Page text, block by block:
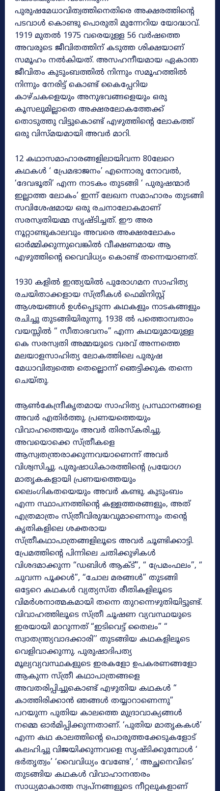
പുരുഷമേധാവിത്വത്തിനെതിരെ അക്ഷരത്തിന്റെ
പടവാൾ കൊണ്ടു പൊരുതി മുന്നേറിയ യോദ്ധാവ്.
1919 മുതൽ 1975 വരെയുള്ള 56 വർഷത്തെ
അവരുടെ ജീവിതത്തിന് കടുത്ത ശിക്ഷയാണ്
സമൂഹം നൽകിയത്. അസഹനീയമായ ഏകാന്ത
ജീവിതം കുടുംബത്തിൽ നിന്നും സമൂഹത്തിൽ
നിന്നും നേരിട്ട് കൊണ്ട് കൈപ്പേറിയ
കാഴ്ചകളെയും അനുഭവങ്ങളെയും ഒരു
കൂസലുമില്ലാതെ അക്ഷരലോകത്തേക്ക്
തൊടുത്തു വിട്ടുകൊണ്ട് എഴുത്തിന്റെ ലോകത്ത്
ഒരു വിസ്മയമായി അവർ മാറി.
12 കഥാസമാഹാരങ്ങളിലായിവന്ന 80ലേറെ
കഥകൾ ‘ പ്രേമഭാജനം’ എന്നൊരു നോവൽ,
‘ദേവഭൂതി’ എന്ന നാടകം തുടങ്ങി ‘ പുരുഷന്മാർ
ഇല്ലാത്ത ലോകം’ ഇന്ന് ലേഖന സമാഹാരം തുടങ്ങി
സവിശേഷമായ ഒരു രചനാലോകമാണ്
സരസ്വതിയമ്മ സൃഷ്ടിച്ചത്. ഈ അര
നൂറ്റാണ്ടുകാലവും അവരെ അക്ഷരലോകം
ഓർമ്മിക്കുന്നുവെങ്കിൽ വീക്ഷണമായ ആ
എഴുത്തിന്റെ വൈവിധ്യം കൊണ്ട് തന്നെയാണത്.
1930 കളിൽ ഇന്ത്യയിൽ പുരോഗമന സാഹിത്യ
രചയിതാക്കളായ സ്ത്രീകൾ ഫെമിനിസ്റ്റ്
ആശയങ്ങൾ ഉൾപ്പെടുന്ന കഥകളും നാടകങ്ങളും
രചിച്ചു തുടങ്ങിയിരുന്നു. 1938 ൽ പത്തൊമ്പതാം
വയസ്സിൽ “ സീതാഭവനം” എന്ന കഥയുമായുള്ള
കെ സരസ്വതി അമ്മയുടെ വരവ് അന്നത്തെ
മലയാളസാഹിത്യ ലോകത്തിലെ പുരുഷ
മേധാവിത്വത്തെ തെല്ലൊന്ന് ഞെട്ടിക്കുക തന്നെ
ചെയ്തു.
ആൺകേന്ദ്രീകൃതമായ സാഹിത്യ പ്രസ്ഥാനങ്ങളെ
അവർ എതിർത്തു. പ്രണയത്തെയും
വിവാഹത്തെയും അവർ തിരസ്കരിച്ചു.
അവയൊക്കെ സ്ത്രീകളെ
ആസ്വതന്ത്രരാക്കുന്നവയാണെന്ന് അവർ
വിശ്വസിച്ചു. പുരുഷാധികാരത്തിന്റെ പ്രയോഗ
മാതൃകകളായി പ്രണയത്തെയും
ലൈംഗികതയെയും അവർ കണ്ടു. കുടുംബം
എന്ന സ്ഥാപനത്തിന്റെ കള്ളത്തരങ്ങളും, അത്
എത്രമാത്രം സ്ത്രീവിരുദ്ധവുമാണെന്നും തന്റെ
കൃതികളിലെ ശക്തരായ
സ്ത്രീകഥാപാത്രങ്ങളിലൂടെ അവർ ചൂണ്ടിക്കാട്ടി.
പ്രേമത്തിന്റെ പിന്നിലെ ചതിക്കുഴികൾ
വിശദമാക്കുന്ന “ഡബിൾ ആക്ട്”, “ പ്രേമംഫലം”, “
ചുവന്ന പൂക്കൾ”, “ചോല മരങ്ങൾ” തുടങ്ങി
ഒട്ടേറെ കഥകൾ വ്യത്യസ്ത രീതികളിലൂടെ
വിമർശനാത്മകമായി തന്നെ തുറന്നെഴുതിയിട്ടുണ്ട്.
വിവാഹത്തിലൂടെ സ്ത്രീ ചൂഷണ വ്യവസ്ഥയുടെ
ഇരയായി മാറുന്നത് “ഇടിവെട്ട് തൈലം” “
സ്വാതന്ത്ര്യവാദക്കാരി’’ തുടങ്ങിയ കഥകളിലൂടെ
വെളിവാക്കുന്നു. പുരുഷാദിപത്യ
മൂല്യവ്യവസ്ഥകളുടെ ഇരകളോ ഉപകരണങ്ങളോ
ആകുന്ന സ്ത്രീ കഥാപാത്രങ്ങളെ
അവതരിപ്പിച്ചുകൊണ്ട് എഴുതിയ കഥകൾ “
കാത്തിരിക്കാൻ ഞങ്ങൾ തയ്യാറാണെന്നു”
പറയുന്ന പുതിയ കാലത്തെ മുദ്രാവാക്യങ്ങൾ
നമ്മെ ഓർമിപ്പിക്കുന്നതാണ്. ‘പുതിയ മാതൃകകൾ’
എന്ന കഥ കാലത്തിന്റെ പൊരുത്തക്കേടുകളോട്
കലഹിച്ചു വിജയിക്കുന്നവളെ സൃഷ്ടിക്കുമ്പോൾ ‘
ഭർതൃത്വം’ ‘വൈവിധ്യം വേണ്ടേ’, ‘ അച്ഛനെവിടെ’
തുടങ്ങിയ കഥകൾ വിവാഹാനന്തരം
സാധ്യമാകാത്ത സ്വപ്നങ്ങളുടെ നീറ്റലുകളാണ്